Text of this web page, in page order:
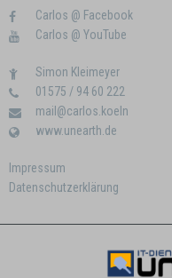
Carlos @ Facebook
Carlos @ YouTube
Simon Kleimeyer
01575 / 94 60 222
mail@carlos.koeln
www.unearth.de
Impressum
Datenschutzerklärung